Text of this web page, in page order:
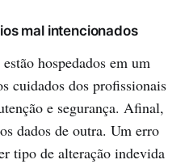
mal intencionados
hospedados em um
cuidados dos profissionais
e segurança. Afinal,
dados de outra. Um erro
tipo de alteração indevida